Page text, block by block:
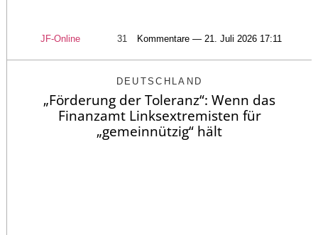
JF-Online 31 Kommentare — 21. Juli 2026 17:11
DEUTSCHLAND
„Förderung der Toleranz“: Wenn das
Finanzamt Linksextremisten für
„gemeinnützig“ hält